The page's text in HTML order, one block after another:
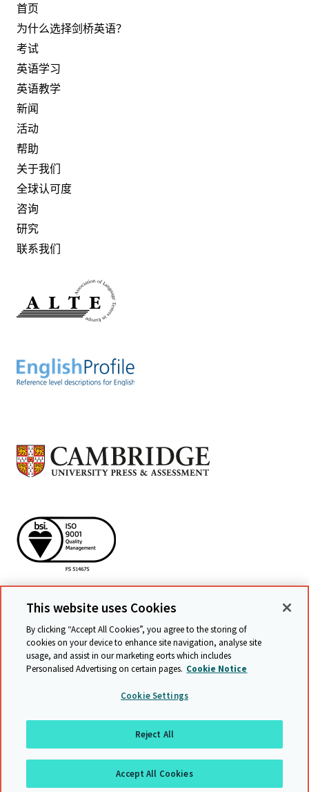
首页
为什么选择剑桥英语？
考试
英语学习
英语教学
新闻
活动
帮助
关于我们
全球认可度
咨询
研究
联系我们
查看相关网站
20262021 UCLES沪ICP备15055955号
权限声明
This website uses Cookies
By clicking “Accept All Cookies”, you agree to the storing of
cookies on your device to enhance site navigation, analyse site
usage, and assist in our marketing efforts which includes
Personalised Advertising on certain pages. Cookie Notice
Cookie Settings
Reject All
Accept All Cookies